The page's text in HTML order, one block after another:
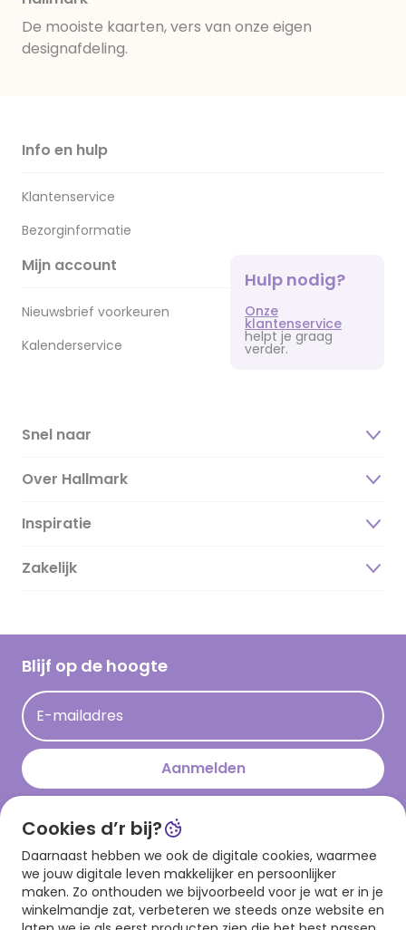
De mooiste kaarten, vers van onze eigen
designafdeling.
Info en hulp
Klantenservice
Bezorginformatie
Mijn account
Nieuwsbrief voorkeuren
Kalenderservice
Hulp nodig?
Onze
klantenservice
helpt je graag
verder.
Snel naar
Over Hallmark
Over ons
Duurzaamheid
Hallmark Kaartclub
Acties
Persberichten
Hallmark en Kinderpostzegels
Inspiratie
Magazine
Cadeau inspiratie
Kaartinspiratie
Zakelijk
Blijf op de hoogte
E-mailadres
Aanmelden
Download onze app
Cookies d’r bij?
Daarnaast hebben we ook de digitale cookies, waarmee
we jouw digitale leven makkelijker en persoonlijker
maken. Zo onthouden we bijvoorbeeld voor je wat er in je
winkelmandje zat, verbeteren we steeds onze website en